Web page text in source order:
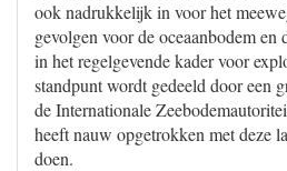
ook nadrukkelijk in voor het
gevolgen voor de oceaanbodem en
in het regelgevende kader voor
standpunt wordt gedeeld door een
de Internationale
heeft nauw opgetrokken met deze
doen.